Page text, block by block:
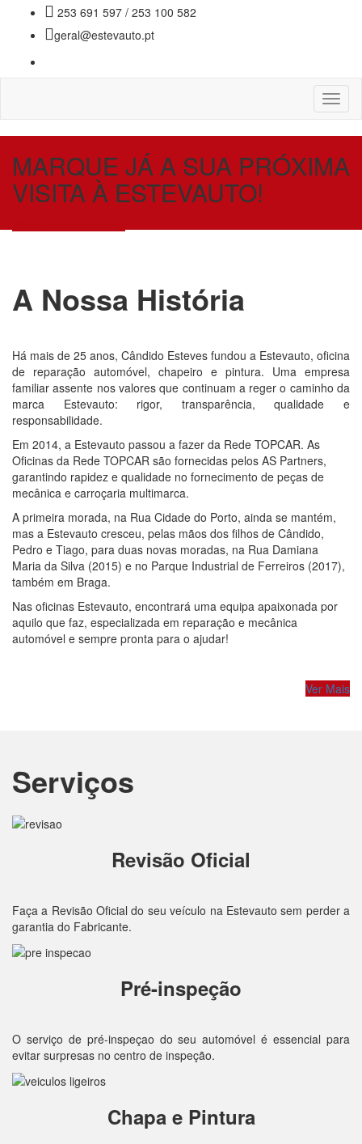
253 691 597 / 253 100 582
geral@estevauto.pt
MARQUE JÁ A SUA PRÓXIMA
VISITA À ESTEVAUTO!
A Nossa História
Há mais de 25 anos, Cândido Esteves fundou a Estevauto, oficina
de reparação automóvel, chapeiro e pintura. Uma empresa
familiar assente nos valores que continuam a reger o caminho da
marca Estevauto: rigor, transparência, qualidade e
responsabilidade.
Em 2014, a Estevauto passou a fazer da Rede TOPCAR. As
Oficinas da Rede TOPCAR são fornecidas pelos AS Partners,
garantindo rapidez e qualidade no fornecimento de peças de
mecânica e carroçaria multimarca.
A primeira morada, na Rua Cidade do Porto, ainda se mantém,
mas a Estevauto cresceu, pelas mãos dos filhos de Cândido,
Pedro e Tiago, para duas novas moradas, na Rua Damiana
Maria da Silva (2015) e no Parque Industrial de Ferreiros (2017),
também em Braga.
Nas oficinas Estevauto, encontrará uma equipa apaixonada por
aquilo que faz, especializada em reparação e mecânica
automóvel e sempre pronta para o ajudar!
Ver Mais
Serviços
Revisão Oficial
Faça a Revisão Oficial do seu veículo na Estevauto sem perder a
garantia do Fabricante.
Pré-inspeção
O serviço de pré-inspeçao do seu automóvel é essencial para
evitar surpresas no centro de inspeção.
Chapa e Pintura